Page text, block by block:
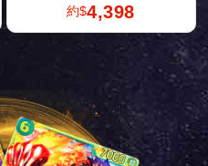
約$4,398